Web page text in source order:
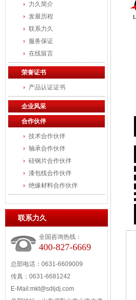
力久简介
发展历程
联系力久
服务保证
在线留言
荣誉证书
产品认证证书
企业风采
合作伙伴
技术合作伙伴
轴承合作伙伴
硅钢片合作伙伴
漆包线合作伙伴
绝缘材料合作伙伴
联系力久
全国咨询热线：
400-827-6669
总部电话：0631-6609009
传真：0631-6681242
E-Mail:mkt@sdljdj.com